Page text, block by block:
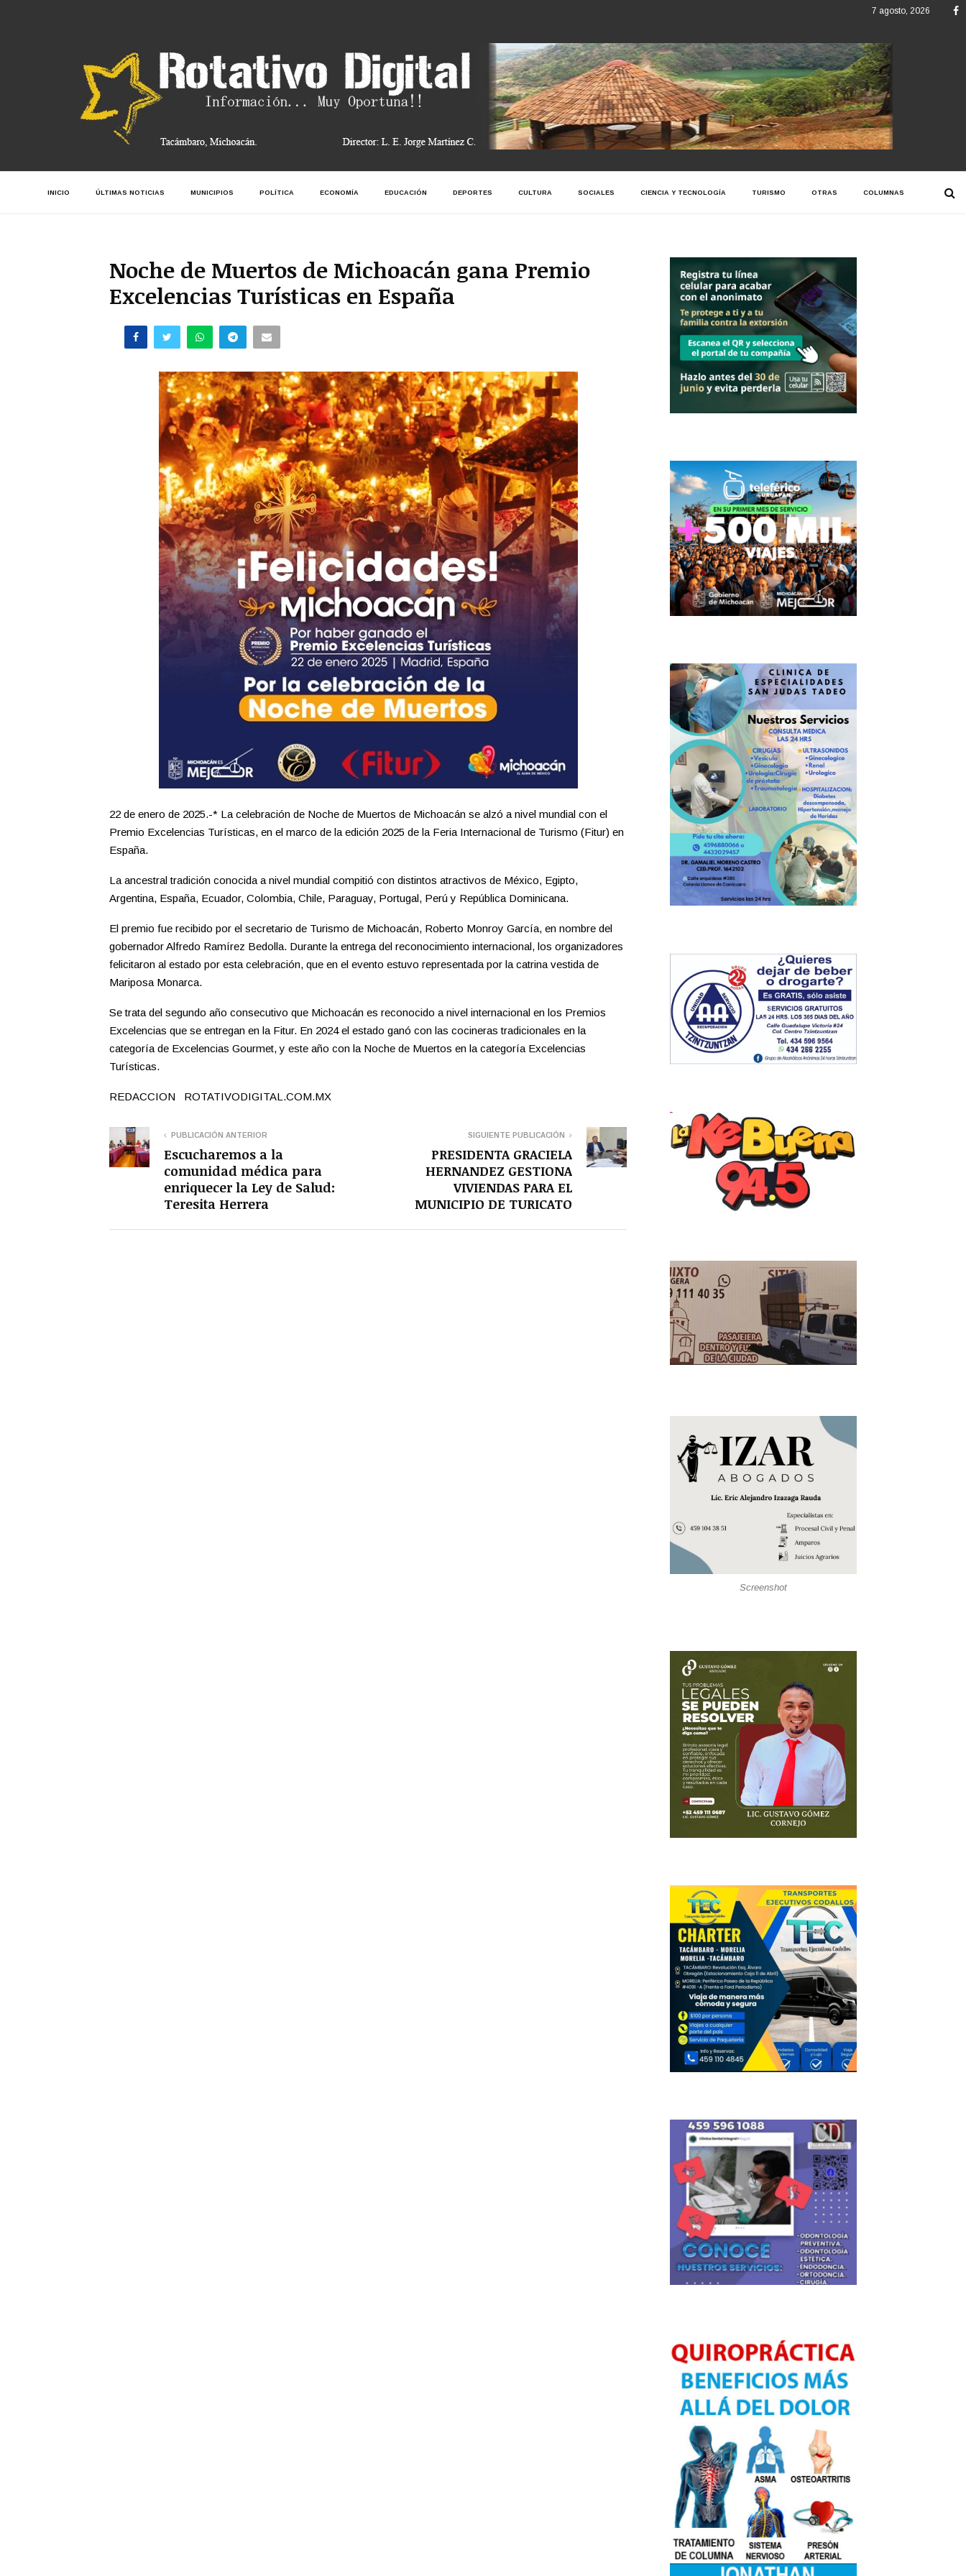
7 agosto, 2026
INICIO ÚLTIMAS NOTICIAS MUNICIPIOS POLÍTICA ECONOMÍA EDUCACIÓN DEPORTES CULTURA SOCIALES CIENCIA Y TECNOLOGÍA TURISMO OTRAS COLUMNAS
Noche de Muertos de Michoacán gana Premio
Excelencias Turísticas en España
22 de enero de 2025.-* La celebración de Noche de Muertos de Michoacán se alzó a nivel mundial con el
Premio Excelencias Turísticas, en el marco de la edición 2025 de la Feria Internacional de Turismo (Fitur) en
España.
La ancestral tradición conocida a nivel mundial compitió con distintos atractivos de México, Egipto,
Argentina, España, Ecuador, Colombia, Chile, Paraguay, Portugal, Perú y República Dominicana.
El premio fue recibido por el secretario de Turismo de Michoacán, Roberto Monroy García, en nombre del
gobernador Alfredo Ramírez Bedolla. Durante la entrega del reconocimiento internacional, los organizadores
felicitaron al estado por esta celebración, que en el evento estuvo representada por la catrina vestida de
Mariposa Monarca.
Se trata del segundo año consecutivo que Michoacán es reconocido a nivel internacional en los Premios
Excelencias que se entregan en la Fitur. En 2024 el estado ganó con las cocineras tradicionales en la
categoría de Excelencias Gourmet, y este año con la Noche de Muertos en la categoría Excelencias
Turísticas.
REDACCION ROTATIVODIGITAL.COM.MX
PUBLICACIÓN ANTERIOR
Escucharemos a la
comunidad médica para
enriquecer la Ley de Salud:
Teresita Herrera
SIGUIENTE PUBLICACIÓN
PRESIDENTA GRACIELA
HERNANDEZ GESTIONA
VIVIENDAS PARA EL
MUNICIPIO DE TURICATO
Screenshot